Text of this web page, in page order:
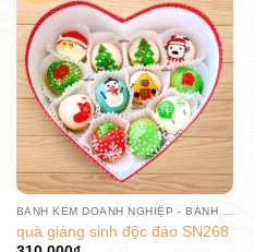
BÁNH KEM DOANH NGHIỆP - BÁNH SINH NHẬT CÔNG TY
quà giáng sinh độc đáo SN268